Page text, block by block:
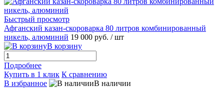
Быстрый просмотр
Афганский казан-скороварка 80 литров комбинированный
никель, алюминий 19 000 руб. / шт
В корзину
Подробнее
Купить в 1 клик К сравнению
В избранное
В наличии